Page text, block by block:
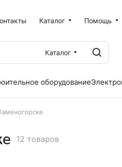
Каталог Помощь
Каталог
оборудование
12 товаров